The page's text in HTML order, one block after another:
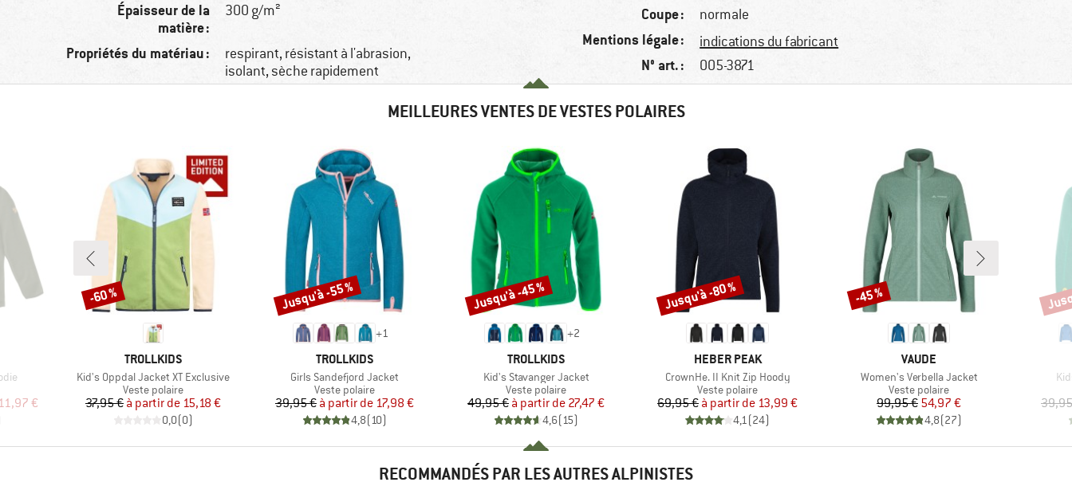
Épaisseur de la
matière :
300 g/m²
Propriétés du matériau :
respirant, résistant à l'abrasion,
isolant, sèche rapidement
Coupe : normale
Mentions légale : indications du fabricant
N° art. : 005-3871
MEILLEURES VENTES DE VESTES POLAIRES
€
MARQUE
TROLLKIDS
Article
Kid's Oppdal Jacket XT Exclusive
Product group
Veste polaire
Prix
37,95 € Prix réduit
à partir de 15,18 €
0,0(0)
Remise
-60 %
+1
MARQUE
TROLLKIDS
Article
Girls Sandefjord Jacket
Product group
Veste polaire
Prix
39,95 € Prix réduit
à partir de 17,98 €
4,8(10)
Remise
Jusqu'à -55 %
+2
MARQUE
TROLLKIDS
Article
Kid's Stavanger Jacket
Product group
Veste polaire
Prix
49,95 € Prix réduit
à partir de 27,47 €
4,6(15)
Remise
Jusqu'à -45 %
MARQUE
HEBER PEAK
Article
CrownHe. II Knit Zip Hoody
Product group
Veste polaire
Prix
69,95 € Prix réduit
à partir de 13,99 €
4,1(24)
Remise
Jusqu'à -80 %
MARQUE
VAUDE
Article
Women's Verbella Jacket
Product group
Veste polaire
Prix
99,95 €Prix réduit
54,97 €
4,8(27)
Remise
-45 %
RECOMMANDÉS PAR LES AUTRES ALPINISTES